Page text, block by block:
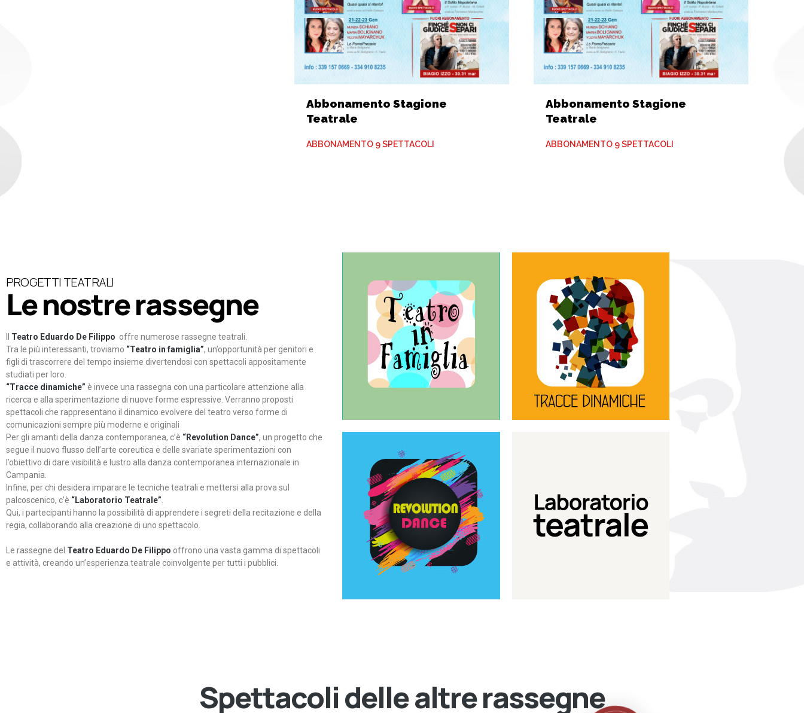
Abbonamento Stagione
Teatrale
ABBONAMENTO 9 SPETTACOLI
Abbonamento Stagione
Teatrale
ABBONAMENTO 9 SPETTACOLI
PROGETTI TEATRALI
Le nostre rassegne
Teatro Eduardo De Filippo offre numerose rassegne teatrali.
Tra le più interessanti, troviamo “Teatro in famiglia”, un’opportunità per genitori e
figli di trascorrere del tempo insieme divertendosi con spettacoli appositamente
studiati per loro.
“Tracce dinamiche” è invece una rassegna con una particolare attenzione alla
ricerca e alla sperimentazione di nuove forme espressive. Verranno proposti
spettacoli che rappresentano il dinamico evolvere del teatro verso forme di
comunicazioni sempre più moderne e originali
Per gli amanti della danza contemporanea, c’è “Revolution Dance”, un progetto che
segue il nuovo flusso dell’arte coreutica e delle svariate sperimentazioni con
l’obiettivo di dare visibilità e lustro alla danza contemporanea internazionale in
Campania.
Infine, per chi desidera imparare le tecniche teatrali e mettersi alla prova sul
palcoscenico, c’è “Laboratorio Teatrale”
Qui, i partecipanti hanno la possibilità di apprendere i segreti della recitazione e della
regia, collaborando alla creazione di uno spettacolo.
Le rassegne del Teatro Eduardo De Filippo offrono una vasta gamma di spettacoli
e attività, creando un’esperienza teatrale coinvolgente per tutti i pubblici.
Teatro in famiglia
Teatro In Famiglia è una
rassegna di teatro concepita
per far condividere e godere
del teatro all’intera famiglia.
Continua
Tracce dinamiche
Tracce Dinamiche è una
rassegna di teatro
d’innovazione e sperimentale.
Continua
Revolution Dance
Rassegna di danza
contemporanea – I Edizione
Continua
Laboratorio di teatro del
Teatro Eduardo de Filippo
Spettacoli delle altre rassegne